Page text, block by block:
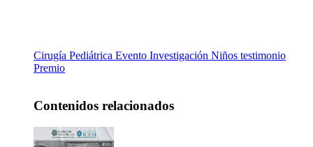
Cirugía Pediátrica Evento Investigación Niños testimonio
Premio
Contenidos relacionados